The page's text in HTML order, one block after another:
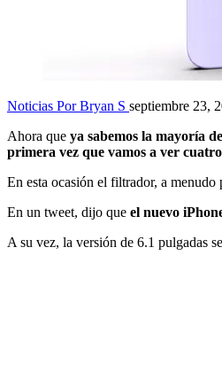
Noticias Por Bryan S septiembre 23,
Ahora que ya sabemos la mayoría de
primera vez que vamos a ver
En esta ocasión el filtrador, a menudo
En un tweet, dijo que el nuevo
A su vez, la versión de 6.1 pulgadas